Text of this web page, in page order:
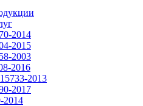
2014
2015
2003
2016
2013
2017